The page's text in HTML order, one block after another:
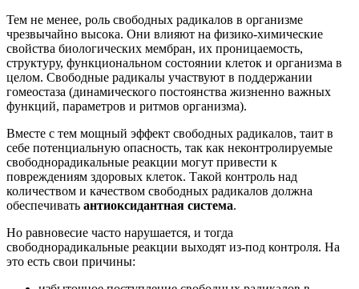
Тем не менее, роль свободных радикалов в организме
чрезвычайно высока. Они влияют на физико-химические
свойства биологических мембран, их проницаемость,
структуру, функциональном состоянии клеток и организма в
целом. Свободные радикалы участвуют в поддержании
гомеостаза (динамического постоянства жизненно важных
функций, параметров и ритмов организма).
Вместе с тем мощный эффект свободных радикалов, таит в
себе потенциальную опасность, так как неконтролируемые
свободнорадикальные реакции могут привести к
повреждениям здоровых клеток. Такой контроль над
количеством и качеством свободных радикалов должна
обеспечивать антиоксидантная система.
Но равновесие часто нарушается, и тогда
свободнорадикальные реакции выходят из-под контроля. На
это есть свои причины: